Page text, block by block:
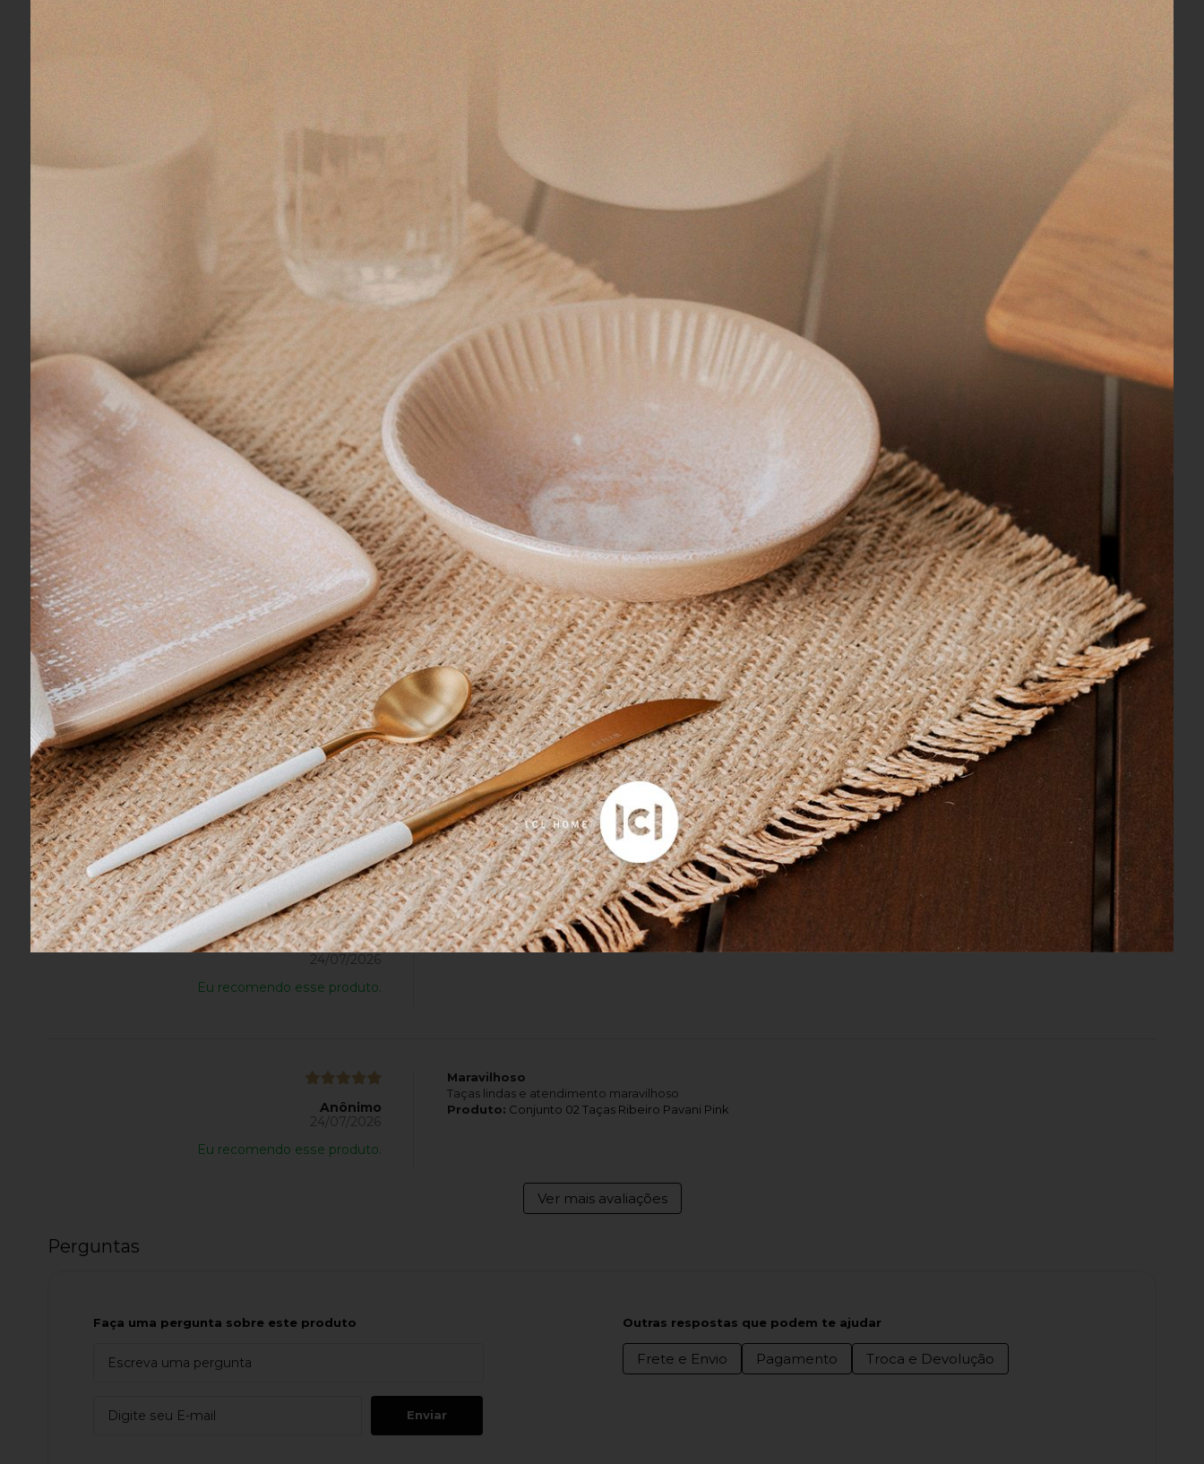
Eu recomendo esse produto.
Ronaldo R.
Eu recomendo esse produto.
Adriana R.
03/08/2026
Eu recomendo esse produto.
Pote De Geleia Vermelho Le Creuset
Isabela T.
03/08/2026
Eu recomendo esse produto.
Conjunto 02 Copos Ribeiro Pavani Pink
Ideissamara A.
27/07/2026
Eu recomendo esse produto.
Amei!!
Leve e macio ao toque
Exatamente como eu queria
Produto:Cobertor Queen Alpi Buddemeyer Luxus Cinza 2,20 x 2,40 m
Marcela H.
24/07/2026
Eu recomendo esse produto.
Produto:Kit 03 Peças Colcha Queen Magna Buddemeyer Luxus Branco 280cm x 260cm
Marcela H.
24/07/2026
Eu recomendo esse produto.
Produto:Jogo 2 Fronhas Gran Percalle Buddemeyer Sortida 50 x 70 cm
Anônimo
24/07/2026
Eu recomendo esse produto.
Maravilhoso
Taças lindas e atendimento maravilhoso
Produto: Conjunto 02 Taças Ribeiro Pavani Pink
Ver mais avaliações
Perguntas
Faça uma pergunta sobre este produto
Enviar
Outras respostas que podem te ajudar
Frete e Envio Pagamento Troca e Devolução